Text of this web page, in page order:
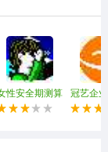
盖了汽修管理
辆数据、代办保
。
性安全期测算
软件
冠艺企
索软件(